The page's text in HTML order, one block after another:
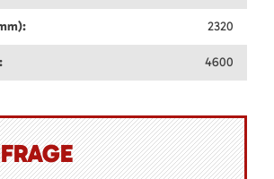
2320
4600